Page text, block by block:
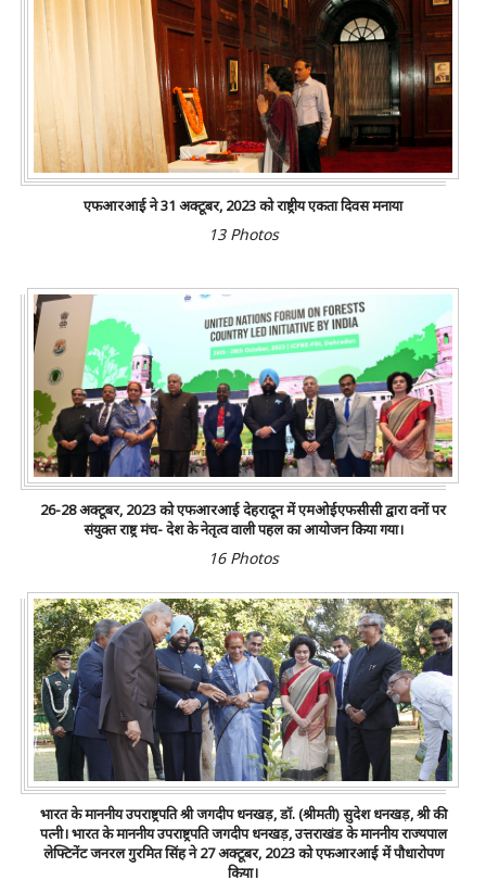
एफआरआई ने 31 अक्टूबर, 2023 को राष्ट्रीय एकता दिवस मनाया
13 Photos
26-28 अक्टूबर, 2023 को एफआरआई देहरादून में एमओईएफसीसी द्वारा वनों पर
संयुक्त राष्ट्र मंच- देश के नेतृत्व वाली पहल का आयोजन किया गया।
16 Photos
भारत के माननीय उपराष्ट्रपति श्री जगदीप धनखड़, डॉ. (श्रीमती) सुदेश धनखड़, श्री की
पत्नी। भारत के माननीय उपराष्ट्रपति जगदीप धनखड़, उत्तराखंड के माननीय राज्यपाल
लेफ्टिनेंट जनरल गुरमित सिंह ने 27 अक्टूबर, 2023 को एफआरआई में पौधारोपण
किया।